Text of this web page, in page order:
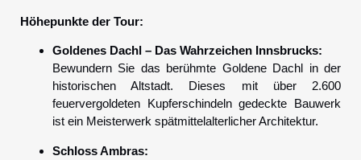
Höhepunkte der Tour:
Goldenes Dachl – Das Wahrzeichen Innsbrucks:
Bewundern Sie das berühmte Goldene Dachl in der
historischen Altstadt. Dieses mit über 2.600
feuervergoldeten Kupferschindeln gedeckte Bauwerk
ist ein Meisterwerk spätmittelalterlicher Architektur.
Schloss Ambras: